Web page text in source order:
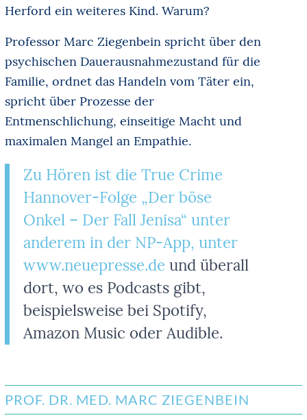
Herford ein weiteres Kind. Warum?
Professor Marc Ziegenbein spricht über den
psychischen Dauerausnahmezustand für die
Familie, ordnet das Handeln vom Täter ein,
spricht über Prozesse der
Entmenschlichung, einseitige Macht und
maximalen Mangel an Empathie.
Zu Hören ist die True Crime
Hannover-Folge „Der böse
Onkel – Der Fall Jenisa“ unter
anderem in der NP-App, unter
www.neuepresse.de und überall
dort, wo es Podcasts gibt,
beispielsweise bei Spotify,
Amazon Music oder Audible.
PROF. DR. MED. MARC ZIEGENBEIN